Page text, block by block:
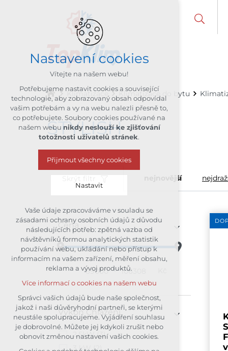
Klimatizace Klimatizace do bytu
STYLISH
nejnovější
Cena
-
Výkon Chlazení
2,5kW (3)
3 kW
(2)
Nastavení cookies
Vítejte na našem webu!
Potřebujeme nastavit cookies a související
technologie, aby zobrazovaný obsah odpovídal
vašim potřebám a vy na webu nalezli přesně to,
co potřebujete. Soubory cookies používané na
našem webu nikdy neslouží ke zjišťování
totožnosti uživatelů stránek.
Přijmout všechny cookies
Nastavit
Technická cookies
nutná pro provozování webu
udržení kontextu stránek (session):
případná přihlášení, volby jazyka,
apod.
analytická pro anonymizované
vyhodnocení návštěvnosti
marketingová cookies (Google)
Více informací o cookies na našem webu
Vaše údaje zpracováváme v souladu se
zásadami ochrany osobních údajů z důvodu
následujících potřeb: zpětná vazba od
návštěvníků formou analytických statistik
používání webu, ukládání nebo přístup k
informacím na vašem zařízení, měření obsahu,
reklama a vývoj produktů.
Více informací o cookies na našem webu
Správci vašich údajů bude naše společnost,
jakož i naši důvěryhodní partneři, se kterými
neustále spolupracujeme. Vyjádření souhlasu
je dobrovolné. Můžete jej kdykoli zrušit nebo
obnovit změnou nastavení vašich cookies.